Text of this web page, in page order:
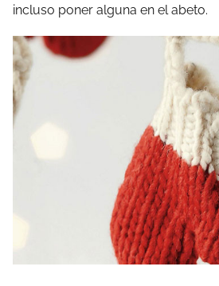
incluso poner alguna en el abeto.